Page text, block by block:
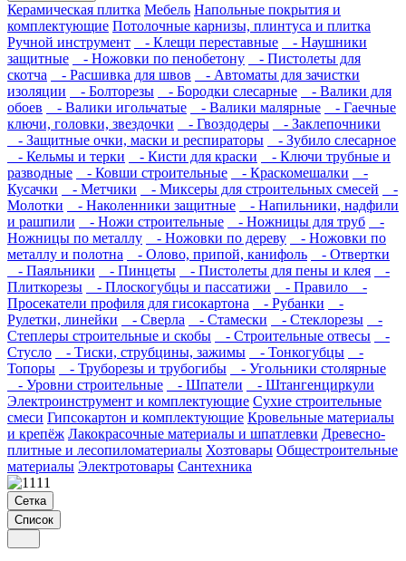
Керамическая плитка Мебель Напольные покрытия и
комплектующие Потолочные карнизы, плинтуса и плитка
Ручной инструмент
- Клещи переставные
- Наушники
защитные
- Ножовки по пенобетону
- Пистолеты для
скотча
- Расшивка для швов
- Автоматы для зачистки
изоляции
- Болторезы - Бородки слесарные
- Валики для
обоев
- Валики игольчатые - Валики малярные
- Гаечные
ключи, головки, звездочки
- Гвоздодеры
- Заклепочники
- Защитные очки, маски и респираторы
- Зубило слесарное
- Кельмы и терки
- Кисти для краски
- Ключи трубные и
разводные
- Ковши строительные - Краскомешалки
-
Кусачки
- Метчики - Миксеры для строительных смесей
-
Молотки
- Наколенники защитные
- Напильники, надфили
и рашпили
- Ножи строительные - Ножницы для труб
-
Ножницы по металлу
- Ножовки по дереву
- Ножовки по
металлу и полотна
- Олово, припой, канифоль
- Отвертки
- Паяльники
- Пинцеты - Пистолеты для пены и клея
-
Плиткорезы
- Плоскогубцы и пассатижи - Правило
-
Просекатели профиля для гисокартона
- Рубанки
-
Рулетки, линейки
- Сверла - Стамески - Стеклорезы
-
Степлеры строительные и скобы
- Строительные отвесы
-
Стусло
- Тиски, струбцины, зажимы - Тонкогубцы
-
Топоры
- Труборезы и трубогибы
- Угольники столярные
- Уровни строительные
- Шпатели
- Штангенциркули
Электроинструмент и комплектующие Сухие строительные
смеси Гипсокартон и комплектующие Кровельные материалы
и крепёж Лакокрасочные материалы и шпатлевки Древесно-
плитные и лесопиломатериалы Хозтовары Общестроительные
материалы Электротовары Сантехника
Сетка
Список